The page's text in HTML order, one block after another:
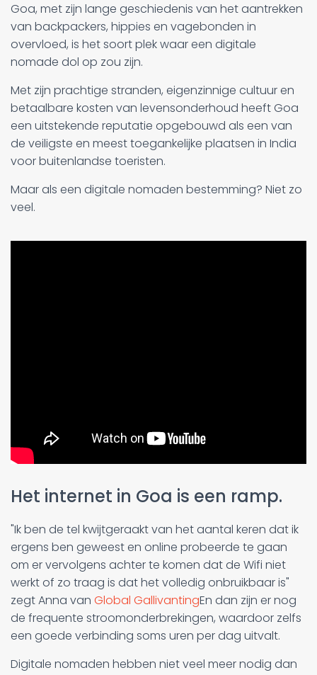
Goa, met zijn lange geschiedenis van het aantrekken
van backpackers, hippies en vagebonden in
overvloed, is het soort plek waar een digitale
nomade dol op zou zijn.
Met zijn prachtige stranden, eigenzinnige cultuur en
betaalbare kosten van levensonderhoud heeft Goa
een uitstekende reputatie opgebouwd als een van
de veiligste en meest toegankelijke plaatsen in India
voor buitenlandse toeristen.
Maar als een digitale nomaden bestemming? Niet zo
veel.
Het internet in Goa is een ramp.
"Ik ben de tel kwijtgeraakt van het aantal keren dat ik
ergens ben geweest en online probeerde te gaan
om er vervolgens achter te komen dat de Wifi niet
werkt of zo traag is dat het volledig onbruikbaar is"
zegt Anna van Global GallivantingEn dan zijn er nog
de frequente stroomonderbrekingen, waardoor zelfs
een goede verbinding soms uren per dag uitvalt.
Digitale nomaden hebben niet veel meer nodig dan